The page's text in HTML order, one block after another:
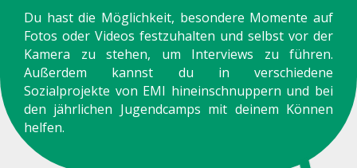
Du hast die Möglichkeit, besondere Momente auf
Fotos oder Videos festzuhalten und selbst vor der
Kamera zu stehen, um Interviews zu führen.
Außerdem kannst du in verschiedene
Sozialprojekte von EMI hineinschnuppern und bei
den jährlichen Jugendcamps mit deinem Können
helfen.